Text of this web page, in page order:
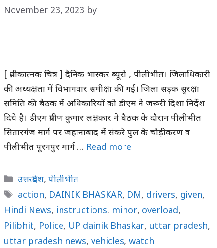
November 23, 2023 by
[ प्रतीकात्मक चित्र ] दैनिक भास्कर ब्यूरो , पीलीभीत। जिलाधिकारी
की अध्यक्षता में विभागवार समीक्षा की गई। जिला सड़क सुरक्षा
समिति की बैठक में अधिकारियों को डीएम ने जरूरी दिशा निर्देश
दिये है। डीएम प्रवीण कुमार लक्षकार ने बैठक के दौरान पीलीभीत
सितारगंज मार्ग पर जहानाबाद में संकरे पुल के चौड़ीकरण व
पीलीभीत पूरनपुर मार्ग … Read more
Categories
उत्तरप्रदेश, पीलीभीत
Tags
action, DAINIK BHASKAR, DM, drivers, given,
Hindi News, instructions, minor, overload,
Pilibhit, Police, UP dainik Bhaskar, uttar pradesh,
uttar pradesh news, vehicles, watch